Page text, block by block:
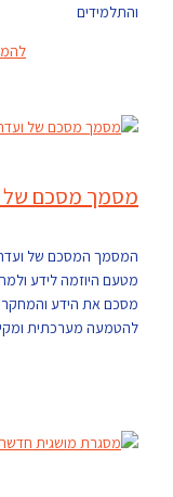
והתלמידים
מסמך מסכם של
המסמך המסכם של
מטעם היוזמה לידע
מסכם את הידע והמחקר
להטמעה מערכתית